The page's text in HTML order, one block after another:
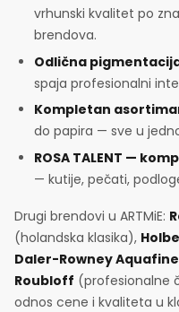
vrhunski kvalitet po
brendova.
Odlična
spaja profesionalni
Kompletan
do papira — sve u
ROSA TALENT —
— kutije, pečati,
Drugi brendovi u ARTMiE:
(holandska klasika),
Daler-Rowney Aquafine
Roubloff (profesionalne
odnos cene i kvaliteta u